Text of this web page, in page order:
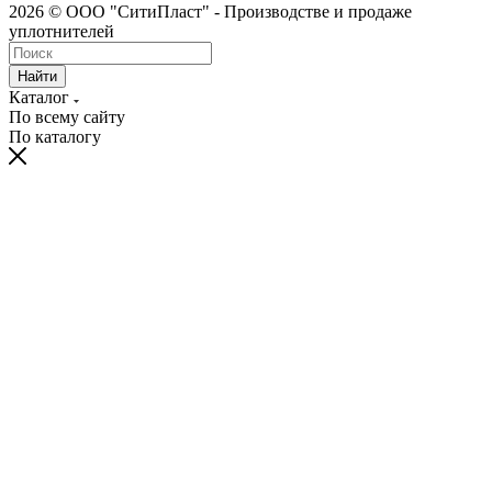
2026 © ООО "СитиПласт" - Производстве и продаже
уплотнителей
Найти
Каталог
По всему сайту
По каталогу